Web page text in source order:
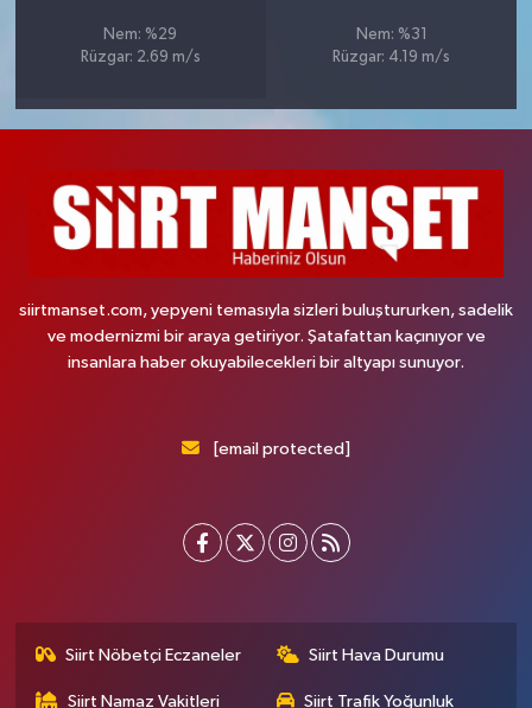
Nem: %29
Rüzgar: 2.69 m/s
Nem: %31
Rüzgar: 4.19 m/s
siirtmanset.com, yepyeni temasıyla sizleri buluştururken, sadelik
ve modernizmi bir araya getiriyor. Şatafattan kaçınıyor ve
insanlara haber okuyabilecekleri bir altyapı sunuyor.
[email protected]
Siirt Nöbetçi Eczaneler Siirt Hava Durumu
Siirt Namaz Vakitleri Siirt Trafik Yoğunluk